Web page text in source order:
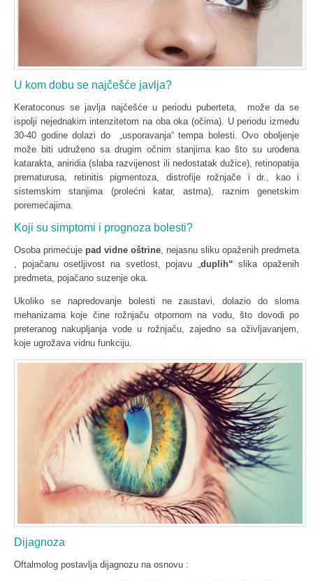
U kom dobu se najčešće javlja?
Keratoconus se javlja najčešće u periodu puberteta, može da se
ispolji nejednakim intenzitetom na oba oka (očima). U periodu između
30-40 godine dolazi do „usporavanja“ tempa bolesti. Ovo oboljenje
može biti udruženo sa drugim očnim stanjima kao što su urođena
katarakta, aniridia (slaba razvijenost ili nedostatak dužice), retinopatija
prematurusa, retinitis pigmentoza, distrofije rožnjače i dr., kao i
sistemskim stanjima (prolećni katar, astma), raznim genetskim
poremećajima.
Koji su simptomi i prognoza bolesti?
Osoba primećuje pad vidne oštrine, nejasnu sliku opaženih predmeta
, pojačanu osetljivost na svetlost, pojavu „duplih“ slika opaženih
predmeta, pojačano suzenje oka.
Ukoliko se napredovanje bolesti ne zaustavi, dolazio do sloma
mehanizama koje čine rožnjaču otpornom na vodu, što dovodi po
preteranog nakupljanja vode u rožnjaču, zajedno sa oživljavanjem,
koje ugrožava vidnu funkciju.
Dijagnoza
Oftalmolog postavlja dijagnozu na osnovu :